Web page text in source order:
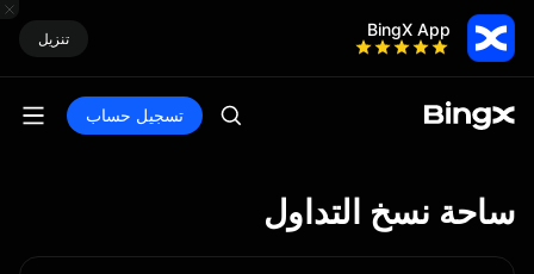
BingX App تنزيل
تسجيل حساب
ساحة نسخ التداول